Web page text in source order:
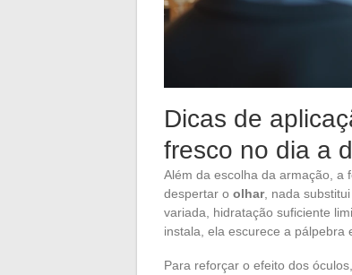
Dicas de
fresco no dia a
Além da escolha da armação, a
despertar o olhar, nada
variada, hidratação suficiente
instala, ela escurece a pálpebra
Para reforçar o efeito dos